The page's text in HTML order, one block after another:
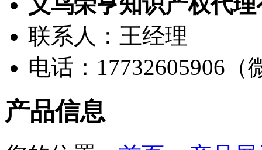
联系人：王经理
电话：17732605906（
产品信息